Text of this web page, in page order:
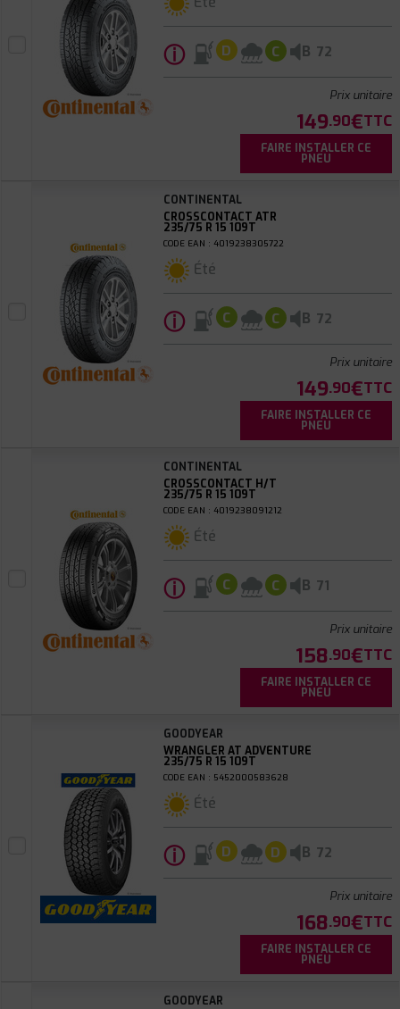
ⓘ D C B 72
Prix unitaire
149.90€TTC
FAIRE INSTALLER CE
PNEU
CONTINENTAL
CROSSCONTACT ATR
235/75 R 15 109T
CODE EAN : 4019238305722
Été
ⓘ C C B 72
Prix unitaire
149.90€TTC
FAIRE INSTALLER CE
PNEU
CONTINENTAL
CROSSCONTACT H/T
235/75 R 15 109T
CODE EAN : 4019238091212
Été
ⓘ C C B 71
Prix unitaire
158.90€TTC
FAIRE INSTALLER CE
PNEU
GOODYEAR
WRANGLER AT ADVENTURE
235/75 R 15 109T
CODE EAN : 5452000583628
Été
ⓘ D D B 72
Prix unitaire
168.90€TTC
FAIRE INSTALLER CE
PNEU
GOODYEAR